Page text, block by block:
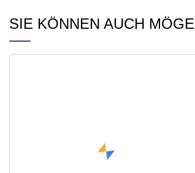
SIE KÖNNEN AUCH